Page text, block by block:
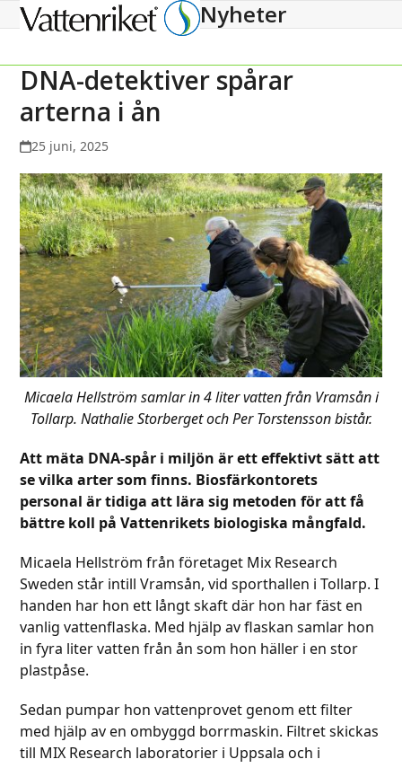
Open
menu
Close
menu
Nyheter
DNA-detektiver spårar
arterna i ån
25 juni, 2025
Micaela Hellström samlar in 4 liter vatten från Vramsån i
Tollarp. Nathalie Storberget och Per Torstensson bistår.
Att mäta DNA-spår i miljön är ett effektivt sätt att
se vilka arter som finns. Biosfärkontorets
personal är tidiga att lära sig metoden för att få
bättre koll på Vattenrikets biologiska mångfald.
Micaela Hellström från företaget Mix Research
Sweden står intill Vramsån, vid sporthallen i Tollarp. I
handen har hon ett långt skaft där hon har fäst en
vanlig vattenflaska. Med hjälp av flaskan samlar hon
in fyra liter vatten från ån som hon häller i en stor
plastpåse.
Sedan pumpar hon vattenprovet genom ett filter
med hjälp av en ombyggd borrmaskin. Filtret skickas
till MIX Research laboratorier i Uppsala och i